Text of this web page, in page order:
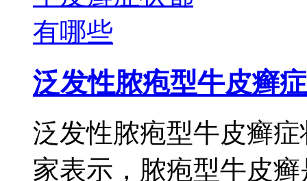
泛发性脓疱型牛皮癣症
泛发性脓疱型牛皮癣
家表示，脓疱型牛皮